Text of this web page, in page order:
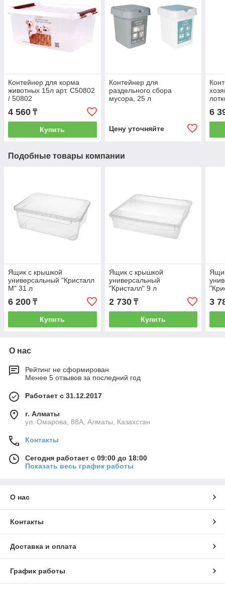
Контейнер для корма
животных 15л арт. С50802
/ 50802
4 560 ₸
Купить
Контейнер для
раздельного сбора
мусора, 25 л
Цену уточняйте
6
Подобные товары компании
Ящик с крышкой
универсальный "Кристалл
М" 31 л
6 200 ₸
Купить
Ящик с крышкой
универсальный
"Кристалл" 9 л
2 730₸
Купить
3
О нас
Рейтинг не сформирован
Менее 5 отзывов за последний год
Работает с 31.12.2017
г. Алматы
ул. Омарова, 88А, Алматы, Казахстан
Контакты
Сегодня работает с 09:00 до 18:00
Показать весь график работы
О нас
Контакты
Доставка и оплата
График работы